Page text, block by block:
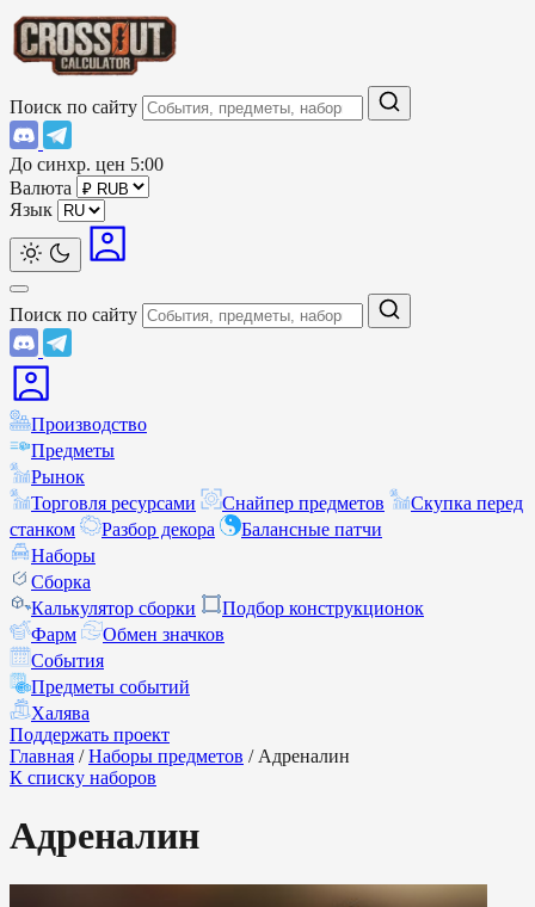
Поиск по сайту
До синхр. цен 5:00
Валюта
Язык
Поиск по сайту
Производство
Предметы
Рынок
Торговля ресурсами
Снайпер предметов
Скупка перед
станком
Разбор декора
Балансные патчи
Наборы
Сборка
Калькулятор сборки
Подбор конструкционок
Фарм
Обмен значков
События
Предметы событий
Халява
Поддержать проект
Главная / Наборы предметов / Адреналин
К списку наборов
Адреналин